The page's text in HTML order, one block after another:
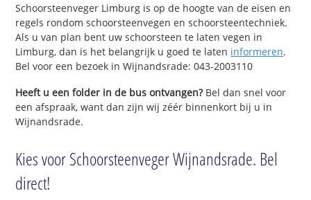
Schoorsteenveger Limburg is op de hoogte van de eisen en
regels rondom schoorsteenvegen en schoorsteentechniek.
Als u van plan bent uw schoorsteen te laten vegen in
Limburg, dan is het belangrijk u goed te laten informeren.
Bel voor een bezoek in Wijnandsrade: 043-2003110
Heeft u een folder in de bus ontvangen?Bel dan snel voor
een afspraak, want dan zijn wij zéér binnenkort bij u in
Wijnandsrade.
Kies voor Schoorsteenveger Wijnandsrade. Bel
direct!